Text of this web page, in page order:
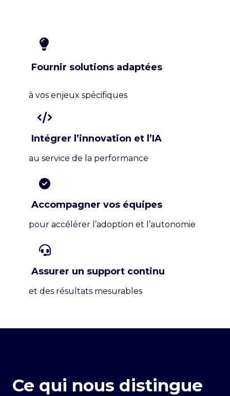
Fournir solutions adaptées
à vos enjeux spécifiques
Intégrer l’innovation et l’IA
au service de la performance
Accompagner vos équipes
pour accélérer l’adoption et l’autonomie
Assurer un support continu
et des résultats mesurables
Ce qui nous distingue